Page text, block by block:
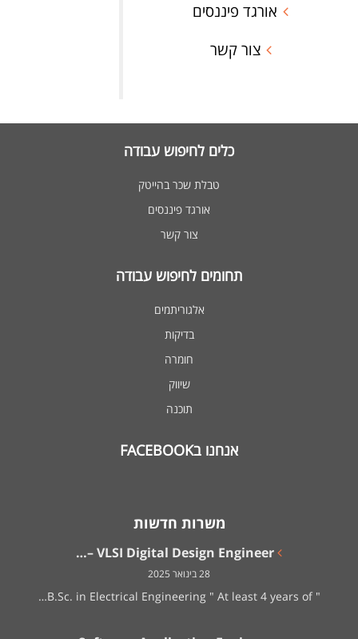
אורגד פיננסים
צור קשר
כלים לחיפוש עבודה
טבלת שכר בהייטק
אורגד פיננסים
צור קשר
תחומים לחיפוש עבודה
אלגוריתמים
בדיקות
חומרה
שיווק
תוכנה
אנחנו בFACEBOOK
משרות חדשות
VLSI Digital Design Engineer –…
28 בינואר 2025
" B.Sc. in Electrical Engineering " At least 4 years of…